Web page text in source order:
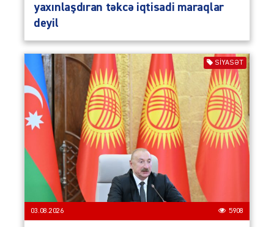
yaxınlaşdıran təkcə iqtisadi maraqlar
deyil
SIYASƏT
03.08.2026 5908